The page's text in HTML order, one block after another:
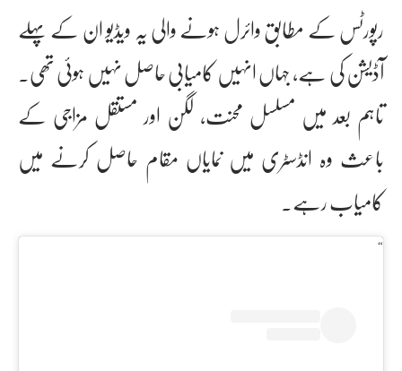
رپورٹس کے مطابق وائرل ہونے والی یہ ویڈیو ان کے پہلے
آڈیشن کی ہے، جہاں انہیں کامیابی حاصل نہیں ہوئی تھی۔
تاہم بعد میں مسلسل محنت، لگن اور مستقل مزاجی کے
باعث وہ انڈسٹری میں نمایاں مقام حاصل کرنے میں
کامیاب رہے۔